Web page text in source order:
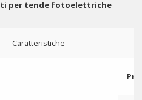
per tende fotoelettriche
Caratteristiche